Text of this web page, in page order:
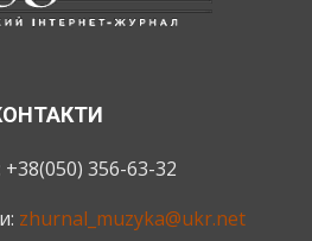
356-63-32
zhurnal_muzyka@ukr.net